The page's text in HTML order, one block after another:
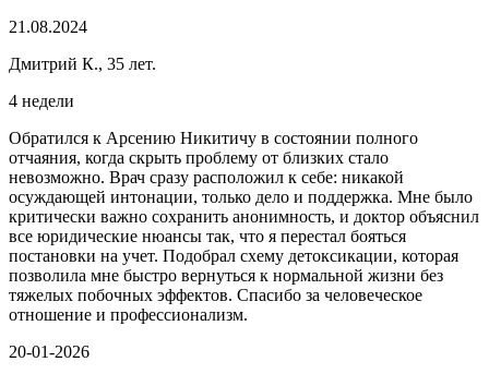
21.08.2024
Дмитрий К., 35 лет.
4 недели
Обратился к Арсению Никитичу в состоянии полного
отчаяния, когда скрыть проблему от близких стало
невозможно. Врач сразу расположил к себе: никакой
осуждающей интонации, только дело и поддержка. Мне было
критически важно сохранить анонимность, и доктор объяснил
все юридические нюансы так, что я перестал бояться
постановки на учет. Подобрал схему детоксикации, которая
позволила мне быстро вернуться к нормальной жизни без
тяжелых побочных эффектов. Спасибо за человеческое
отношение и профессионализм.
20-01-2026